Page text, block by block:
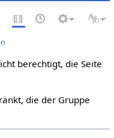
berechtigt, die Seite
die der Gruppe